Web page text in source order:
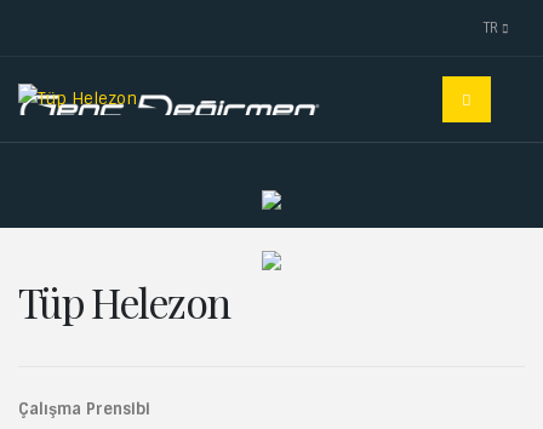
TR
Tüp Helezon
Çalışma Prensibi